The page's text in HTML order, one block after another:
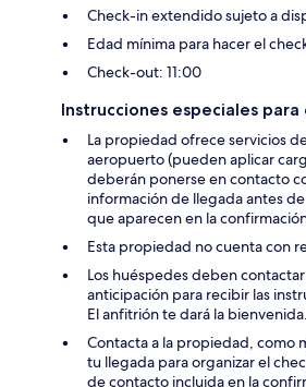
Check-in extendido sujeto a
Edad mínima para hacer el
Check-out: 11:00
Instrucciones especiales para
La propiedad ofrece servicios
aeropuerto (pueden aplicar
deberán ponerse en contacto
información de llegada antes
que aparecen en la
Esta propiedad no cuenta con
Los huéspedes deben
anticipación para recibir las
El anfitrión te dará la bienvenida.
Contacta a la propiedad, como
tu llegada para organizar el
de contacto incluida en la